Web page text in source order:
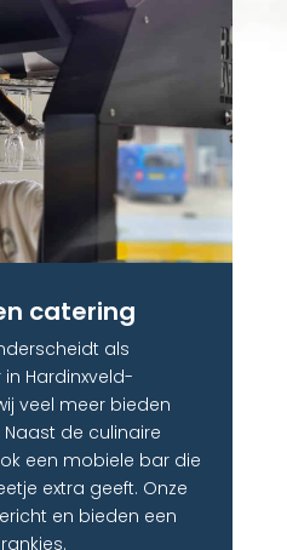
catering​
als
Hardinxveld-
veel meer bieden
de culinaire
een mobiele bar die
extra geeft. Onze
en bieden een